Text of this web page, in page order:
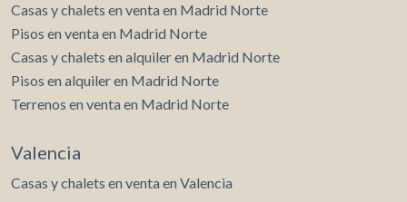
Casas y chalets en venta en Madrid Norte
Pisos en venta en Madrid Norte
Casas y chalets en alquiler en Madrid Norte
Pisos en alquiler en Madrid Norte
Terrenos en venta en Madrid Norte
Valencia
Casas y chalets en venta en Valencia